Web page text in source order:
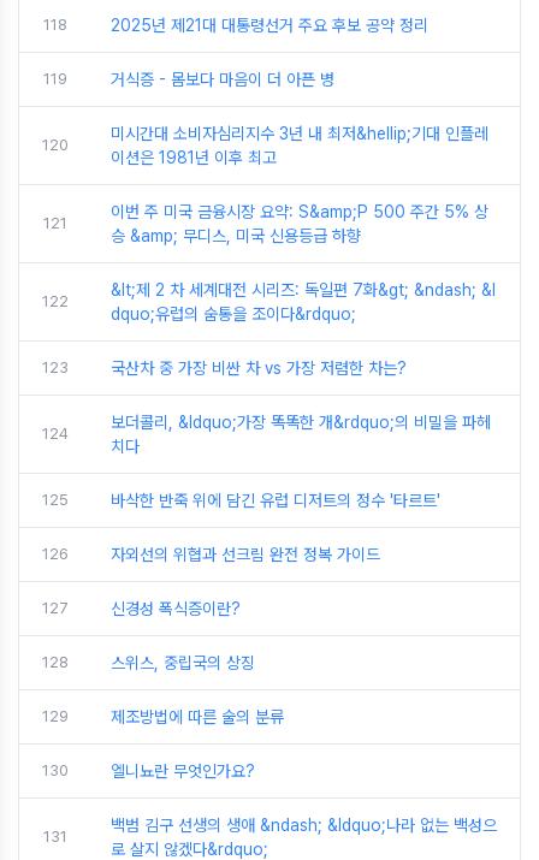
118 2025년 제21대 대통령선거 주요 후보 공약 정리
119 거식증 - 몸보다 마음이 더 아픈 병
120
미시간대 소비자심리지수 3년 내 최저&hellip;기대 인플레
이션은 1981년 이후 최고
121
이번 주 미국 금융시장 요약: S&amp;P 500 주간 5% 상
승 &amp; 무디스, 미국 신용등급 하향
122
&lt;제 2 차 세계대전 시리즈: 독일편 7화&gt; &ndash; &l
dquo;유럽의 숨통을 조이다&rdquo;
123 국산차 중 가장 비싼 차 vs 가장 저렴한 차는?
124
보더콜리, &ldquo;가장 똑똑한 개&rdquo;의 비밀을 파헤
치다
125 바삭한 반죽 위에 담긴 유럽 디저트의 정수 '타르트'
126 자외선의 위협과 선크림 완전 정복 가이드
127 신경성 폭식증이란?
128 스위스, 중립국의 상징
129 제조방법에 따른 술의 분류
130 엘니뇨란 무엇인가요?
131
백범 김구 선생의 생애 &ndash; &ldquo;나라 없는 백성으
로 살지 않겠다&rdquo;